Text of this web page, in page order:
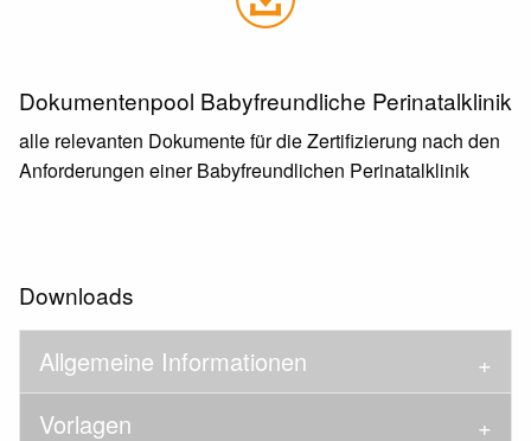
Dokumentenpool Babyfreundliche Perinatalklinik
alle relevanten Dokumente für die Zertifizierung nach den
Anforderungen einer Babyfreundlichen Perinatalklinik
Downloads
Allgemeine Informationen
Vorlagen